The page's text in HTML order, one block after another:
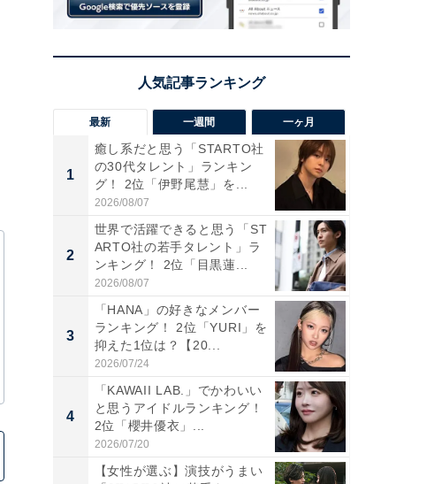
最新 一週間 一ヶ月
1
癒し系だと思う「STARTO社
の30代タレント」ランキン
グ！ 2位「伊野尾慧」を...
2026/08/07
2
世界で活躍できると思う「ST
ARTO社の若手タレント」ラ
ンキング！ 2位「目黒蓮...
2026/08/07
3
「HANA」の好きなメンバー
ランキング！ 2位「YURI」を
抑えた1位は？【20...
2026/07/24
4
「KAWAII LAB.」でかわいい
と思うアイドルランキング！
2位「櫻井優衣」...
2026/07/20
【女性が選ぶ】演技がうまい